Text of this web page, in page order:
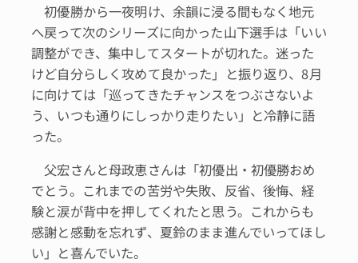
初優勝から一夜明け、余韻に浸る間もなく地元
へ戻って次のシリーズに向かった山下選手は「いい
調整ができ、集中してスタートが切れた。迷った
けど自分らしく攻めて良かった」と振り返り、8月
に向けては「巡ってきたチャンスをつぶさないよ
う、いつも通りにしっかり走りたい」と冷静に語
った。
父宏さんと母政恵さんは「初優出・初優勝おめ
でとう。これまでの苦労や失敗、反省、後悔、経
験と涙が背中を押してくれたと思う。これからも
感謝と感動を忘れず、夏鈴のまま進んでいってほし
い」と喜んでいた。